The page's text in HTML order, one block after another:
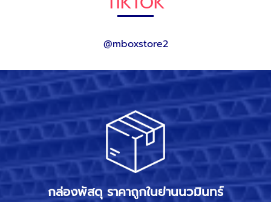
@mboxstore2
กล่องพัสดุ ราคาถูกในย่านนวมินทร์